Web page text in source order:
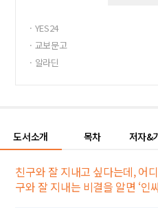
· YES24
· 교보문고
· 알라딘
도서소개 목차 저자&
친구와 잘 지내고 싶다는데, 어
구와 잘 지내는 비결을 알면 ‘인